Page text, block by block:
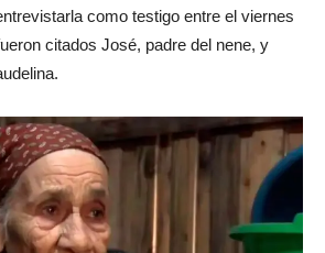
como testigo entre el viernes
citados José, padre del nene, y